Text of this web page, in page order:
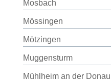
Mosbach
Mössingen
Mötzingen
Muggensturm
Mühlheim an der Donau